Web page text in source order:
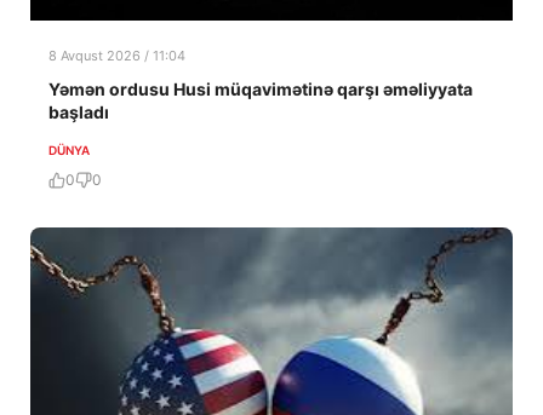
8 Avqust 2026 / 11:04
Yəmən ordusu Husi müqavimətinə qarşı əməliyyata
başladı
DÜNYA
0 0